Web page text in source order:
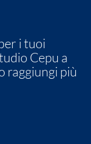
i tuoi
Cepu a
raggiungi più